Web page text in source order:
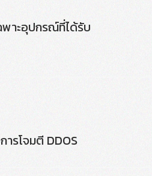
พาะอุปกรณ์ที่ได้รับ
รโจมตี DDOS